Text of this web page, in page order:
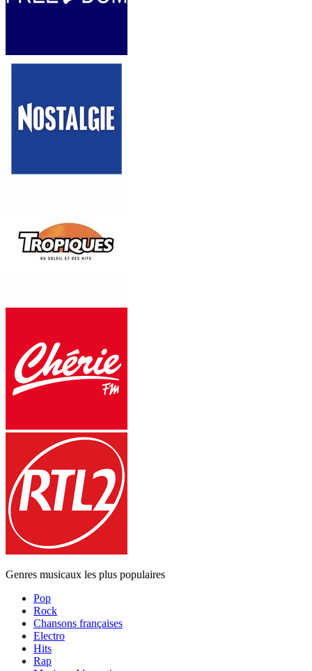
Genres musicaux les plus populaires
Pop
Rock
Chansons françaises
Electro
Hits
Rap